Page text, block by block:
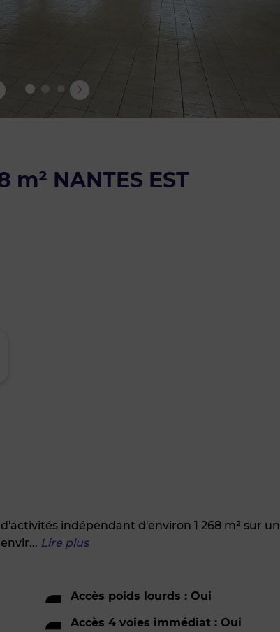
m² NANTES EST
indépendant d'environ 1 268 m² sur un
... Lire plus
Accès poids lourds : Oui
Accès 4 voies immédiat : Oui